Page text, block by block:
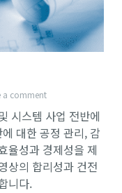
a comment
시스템 사업 전반에
대한 공정 관리, 감
율성과 경제성을 제
상의 합리성과 건전
니다.